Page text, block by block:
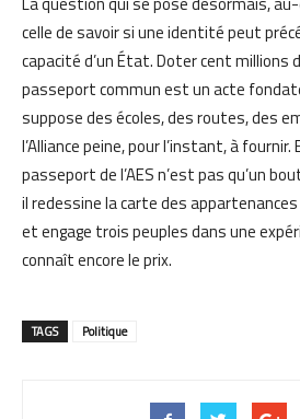
celle de savoir si une identité peut
capacité d’un État. Doter cent millions
passeport commun est un acte
suppose des écoles, des routes, des
l’Alliance peine, pour l’instant, à
passeport de l’AES n’est pas qu’un
il redessine la carte des
et engage trois peuples dans une
connaît encore le prix.
TAGS Politique